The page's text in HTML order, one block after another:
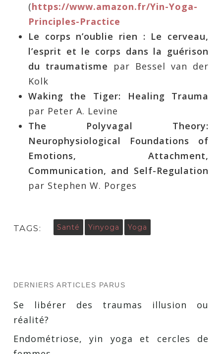
(https://www.amazon.fr/Yin-Yoga-
Principles-Practice
Le corps n’oublie rien : Le cerveau,
l’esprit et le corps dans la guérison
du traumatisme par Bessel van der
Kolk
Waking the Tiger: Healing Trauma
par Peter A. Levine
The Polyvagal Theory:
Neurophysiological Foundations of
Emotions, Attachment,
Communication, and Self-Regulation
par Stephen W. Porges
TAGS: Santé Yinyoga Yoga
DERNIERS ARTICLES PARUS
Se libérer des traumas illusion ou
réalité?
Endométriose, yin yoga et cercles de